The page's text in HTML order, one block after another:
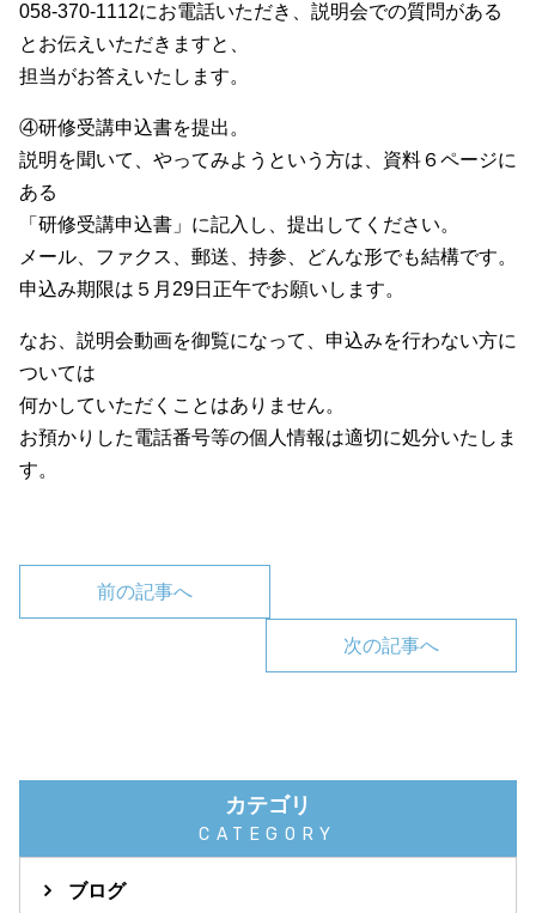
058-370-1112にお電話いただき、説明会での質問がある
とお伝えいただきますと、
担当がお答えいたします。
④研修受講申込書を提出。
説明を聞いて、やってみようという方は、資料６ページに
ある
「研修受講申込書」に記入し、提出してください。
メール、ファクス、郵送、持参、どんな形でも結構です。
申込み期限は５月29日正午でお願いします。
なお、説明会動画を御覧になって、申込みを行わない方に
ついては
何かしていただくことはありません。
お預かりした電話番号等の個人情報は適切に処分いたしま
す。
前の記事へ
次の記事へ
カテゴリ
CATEGORY
ブログ